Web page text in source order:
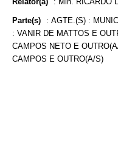
Parte(s) : AGTE.(S) :
: VANIR DE MATTOS E
CAMPOS NETO E
CAMPOS E OUTRO(A/S)